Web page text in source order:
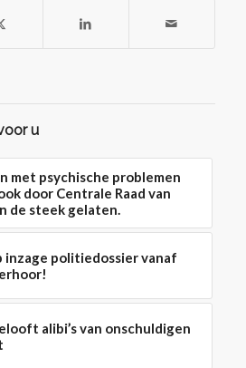
u
met psychische problemen
door Centrale Raad van
de steek gelaten.
inzage politiedossier vanaf
alibi’s van onschuldigen